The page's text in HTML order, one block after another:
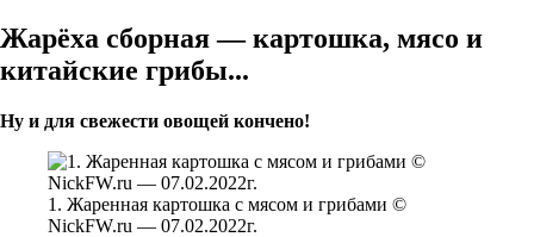
Жарёха сборная — картошка, мясо и
китайские грибы...
Ну и для свежести овощей кончено!
1. Жаренная картошка с мясом и грибами ©
NickFW.ru — 07.02.2022г.